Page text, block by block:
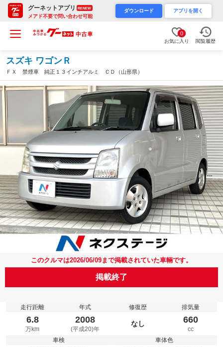
グーネットアプリ RENEW
メアド不要で問い合わせ可能
ダウンロード アプリを開く
0
お気に入り 閲覧履歴
スズキ ワゴンＲ
ＦＸ 禁煙車 純正１３インチアルミ ＣＤ（山形県）
このクルマは2026/06/09まで掲載されていた車輛です。
掲載終了
走行距離
6.8
万km
年式
2008
(平成20)年
修復歴
なし
排気量
660
cc
車検
車体色